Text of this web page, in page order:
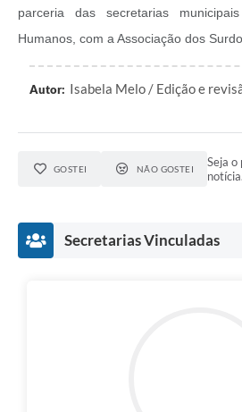
parceria das secretarias
Humanos, com a Associação dos
Autor: Isabela Melo / Edição e
GOSTEI NÃO GOSTEI
Seja
notícia.
Secretarias Vinculadas